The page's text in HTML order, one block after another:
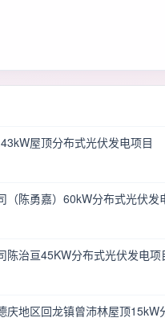
屋顶分布式光伏发电项目
（陈勇嘉）60kW分布式光伏发
陈治亘45KW分布式光伏发电项
庆地区回龙镇曾沛林屋顶15kW